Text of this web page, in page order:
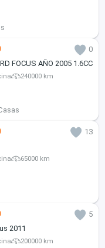
0
FOCUS AÑO 2005 1.6CC
240000 km
13
65000 km
5
2011
200000 km